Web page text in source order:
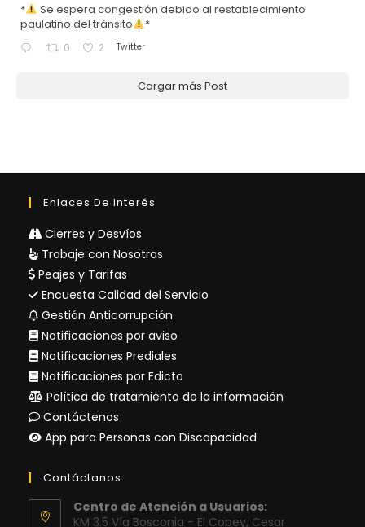
*
Se espera congestión debido al restablecimiento
paulatino del tránsito
*
0 2 Twitter
Cargar más Post
Enlaces De Interés
Cierres y Desvíos
Trabaje con Nosotros
Peajes y Tarifas
Encuesta Calidad del Servicio
Gestión Anticorrupción
Notificaciones por aviso
Notificaciones Prediales
Notificaciones por Edicto
Política de tratamiento de la información
Contáctenos
App para Personas con Discapacidad
Contáctanos
Centro de Atención a Usuarios:
KM 3.5 Vía Bosconia - El Copey, Cesar